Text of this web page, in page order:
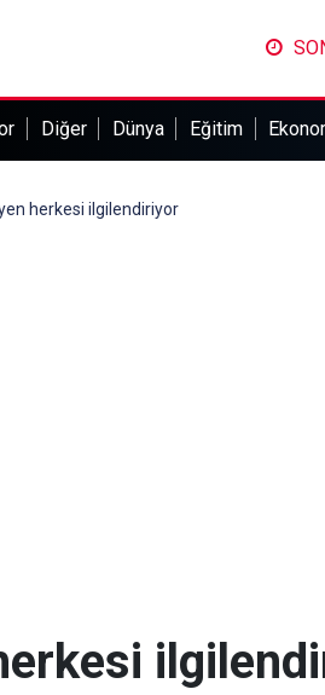
Diğer Dünya Eğitim
herkesi ilgilendiriyor